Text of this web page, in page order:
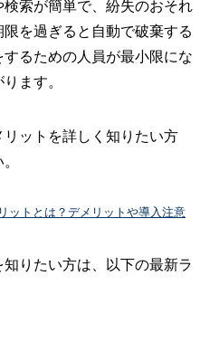
索が簡単で、紛失のおそれ
を過ぎると自動で破棄する
るための人員が最小限にな
ます。
ットを詳しく知りたい方
ットとは？デメリットや導入注意
りたい方は、以下の最新ラ